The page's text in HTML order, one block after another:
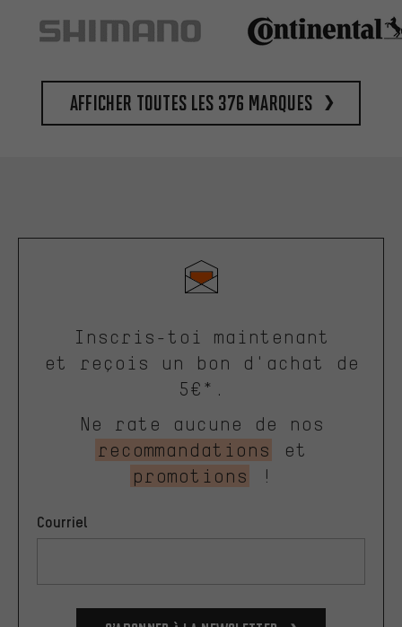
Afficher toutes les 376 marques
Inscris-toi maintenant
et reçois un bon d'achat de
5€*.
Ne rate aucune de nos
recommandations
et
promotions
!
Courriel